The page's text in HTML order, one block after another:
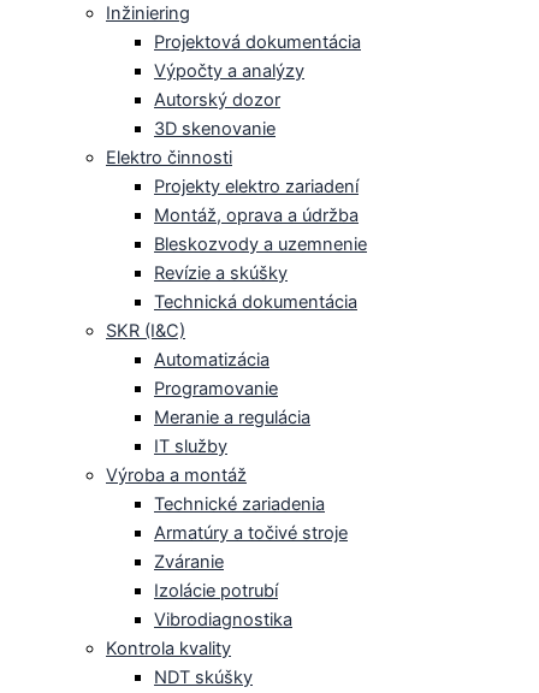
Inžiniering
Projektová dokumentácia
Výpočty a analýzy
Autorský dozor
3D skenovanie
Elektro činnosti
Projekty elektro zariadení
Montáž, oprava a údržba
Bleskozvody a uzemnenie
Revízie a skúšky
Technická dokumentácia
SKR (I&C)
Automatizácia
Programovanie
Meranie a regulácia
IT služby
Výroba a montáž
Technické zariadenia
Armatúry a točivé stroje
Zváranie
Izolácie potrubí
Vibrodiagnostika
Kontrola kvality
NDT skúšky